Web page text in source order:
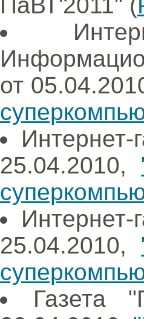
от
Интернет-
25.04.2010,
Интернет-
25.04.2010,
Газета